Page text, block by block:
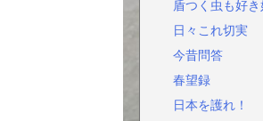
盾つく虫も好き
日々これ切実
今昔問答
春望録
日本を護れ！